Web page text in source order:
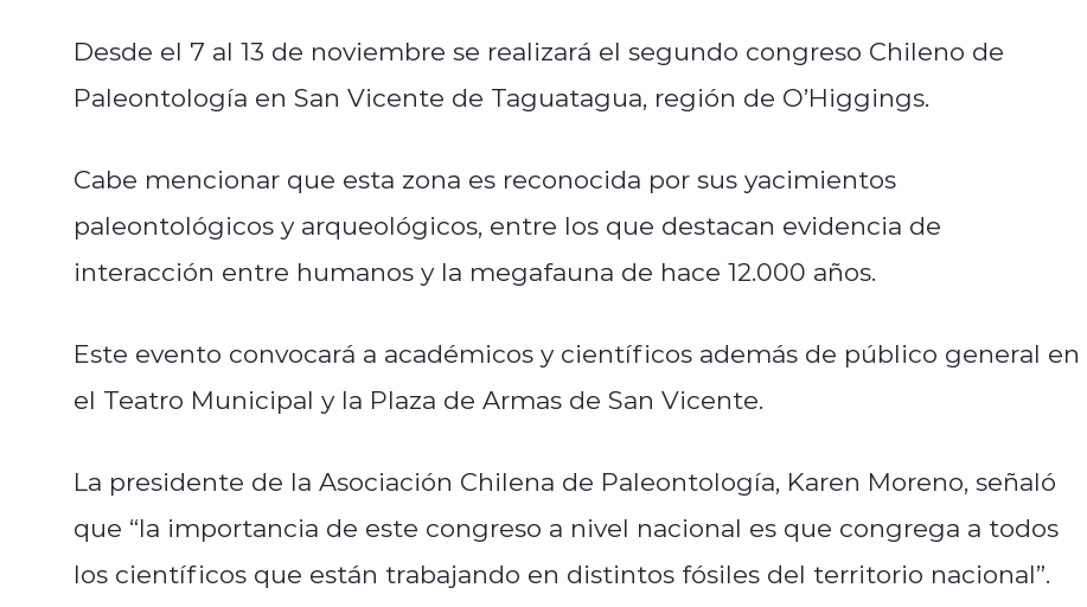
Desde el 7 al 13 de noviembre se realizará el segundo congreso Chileno de
Paleontología en San Vicente de Taguatagua, región de O’Higgings.
Cabe mencionar que esta zona es reconocida por sus yacimientos
paleontológicos y arqueológicos, entre los que destacan evidencia de
interacción entre humanos y la megafauna de hace 12.000 años.
Este evento convocará a académicos y científicos además de público general en
el Teatro Municipal y la Plaza de Armas de San Vicente.
La presidente de la Asociación Chilena de Paleontología, Karen Moreno, señaló
que “la importancia de este congreso a nivel nacional es que congrega a todos
los científicos que están trabajando en distintos fósiles del territorio nacional”.